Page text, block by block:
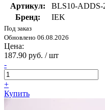
Артикул:
BLS10-ADDS-
Бренд:
IEK
Под заказ
Обновлено 06.08.2026
Цена:
187.90 руб. / шт
-
+
Купить